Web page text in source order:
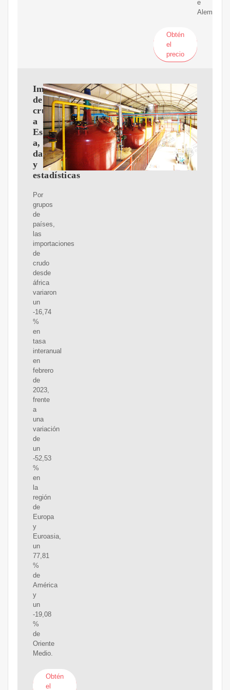
e
Alemania.
Obtén
el
precio
Importaciones
de
crudo
a
Espa?
a,
datos
y
estadísticas
Por
grupos
de
países,
las
importaciones
de
crudo
desde
áfrica
variaron
un
-16,74
%
en
tasa
interanual
en
febrero
de
2023,
frente
a
una
variación
de
un
-52,53
%
en
la
región
de
Europa
y
Euroasia,
un
77,81
%
de
América
y
un
-19,08
%
de
Oriente
Medio.
Obtén
el